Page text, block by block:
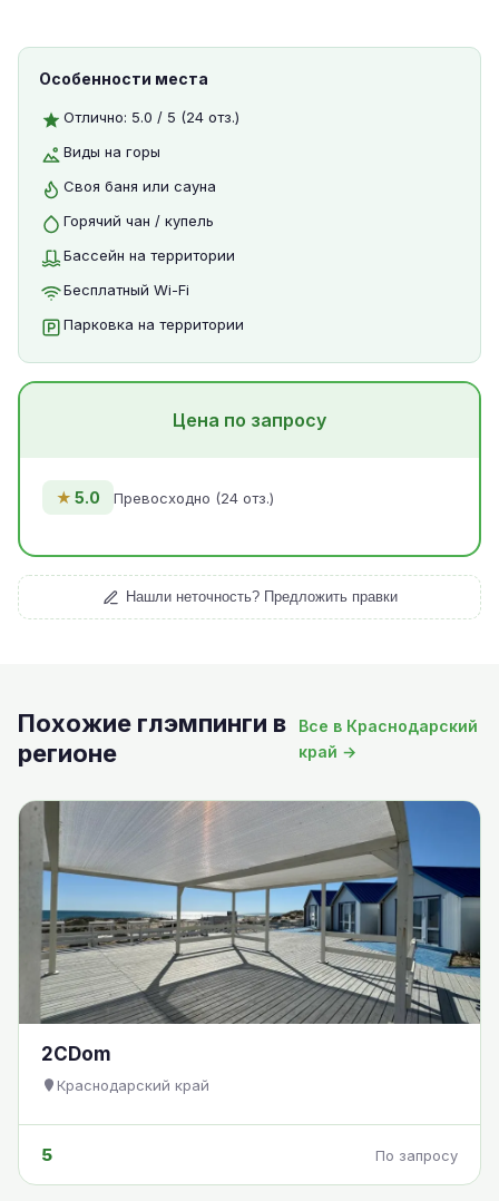
Особенности места
Отлично: 5.0 / 5 (24 отз.)
Виды на горы
Своя баня или сауна
Горячий чан / купель
Бассейн на территории
Бесплатный Wi-Fi
Парковка на территории
Цена по запросу
★ 5.0 Превосходно (24 отз.)
Нашли неточность? Предложить правки
Похожие глэмпинги в
регионе
Все в Краснодарский
край →
2CDom
Краснодарский край
5 По запросу